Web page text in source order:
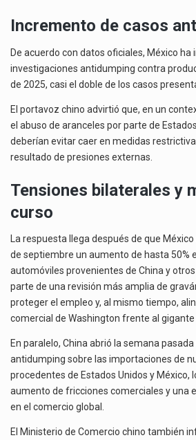
Incremento de casos
De acuerdo con datos oficiales, México ha
investigaciones antidumping contra
de 2025, casi el doble de los casos
El portavoz chino advirtió que, en un
el abuso de aranceles por parte de
deberían evitar caer en medidas
resultado de presiones externas.
Tensiones bilaterales y
curso
La respuesta llega después de que
de septiembre un aumento de hasta 50%
automóviles provenientes de China y
parte de una revisión más amplia de
proteger el empleo y, al mismo tiempo,
comercial de Washington frente al gigante
En paralelo, China abrió la semana
antidumping sobre las importaciones de
procedentes de Estados Unidos y México,
aumento de fricciones comerciales y una
en el comercio global.
El Ministerio de Comercio chino también